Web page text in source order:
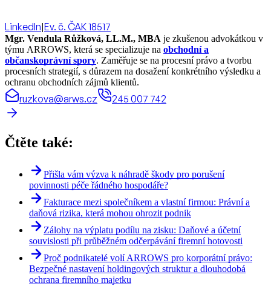
LinkedIn|Ev. č. ČAK 18517
Mgr. Vendula Růžková, LL.M., MBA je zkušenou advokátkou v
týmu ARROWS, která se specializuje na obchodní a
občanskoprávní spory. Zaměřuje se na procesní právo a tvorbu
procesních strategií, s důrazem na dosažení konkrétního výsledku a
ochranu obchodních zájmů klientů.
ruzkova@arws.cz 245 007 742
Čtěte také:
Přišla vám výzva k náhradě škody pro porušení
povinnosti péče řádného hospodáře?
Fakturace mezi společníkem a vlastní firmou: Právní a
daňová rizika, která mohou ohrozit podnik
Zálohy na výplatu podílu na zisku: Daňové a účetní
souvislosti při průběžném odčerpávání firemní hotovosti
Proč podnikatelé volí ARROWS pro korporátní právo:
Bezpečné nastavení holdingových struktur a dlouhodobá
ochrana firemního majetku